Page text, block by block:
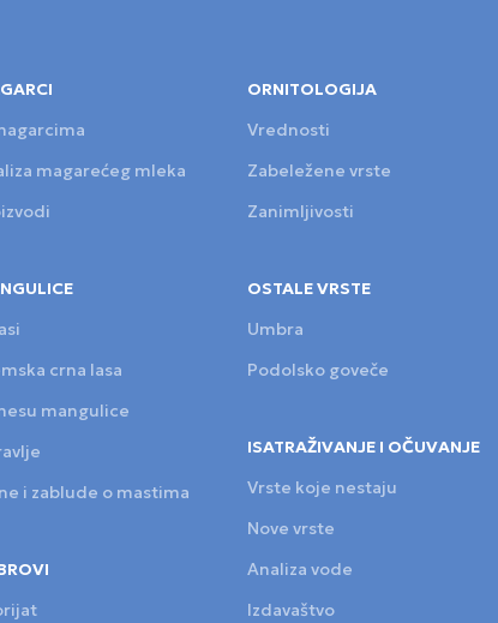
magarećeg mleka
crna lasa
mangulice
i zablude o mastima
ORNITOLOGIJA
Vrednosti
Zabeležene vrste
Zanimljivosti
OSTALE VRSTE
Umbra
Podolsko goveče
ISATRAŽIVANJE I OČUVANJE
Vrste koje nestaju
Nove vrste
Analiza vode
Izdavaštvo